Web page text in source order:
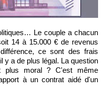
14 à 15.000 € de revenus
ce sont des frais
y a de plus légal. La question
moral ? C'est même
à un contrat aidé d'un